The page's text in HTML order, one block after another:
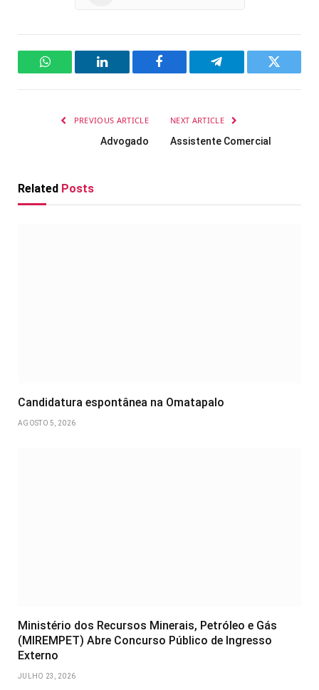
WhatsAppLinkedIn Facebook Telegram Twitter
PREVIOUS ARTICLE
Advogado
NEXT ARTICLE
Assistente Comercial
Related Posts
Candidatura espontânea na Omatapalo
AGOSTO 5, 2026
Ministério dos Recursos Minerais, Petróleo e Gás
(MIREMPET) Abre Concurso Público de Ingresso
Externo
JULHO 23, 2026